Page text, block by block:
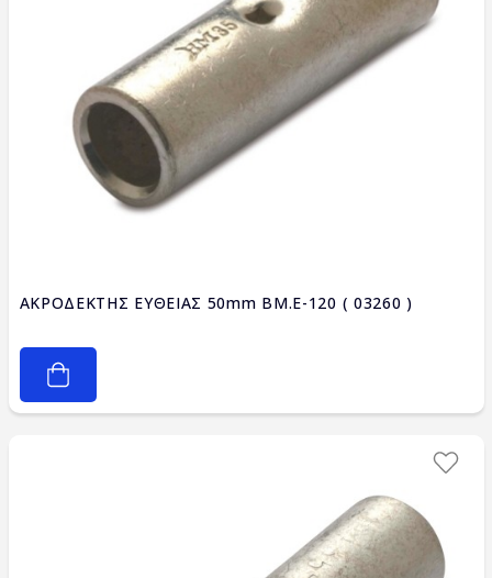
ΑΚΡΟΔΕΚΤΗΣ ΕΥΘΕΙΑΣ 50mm BM.E-120 ( 03260 )